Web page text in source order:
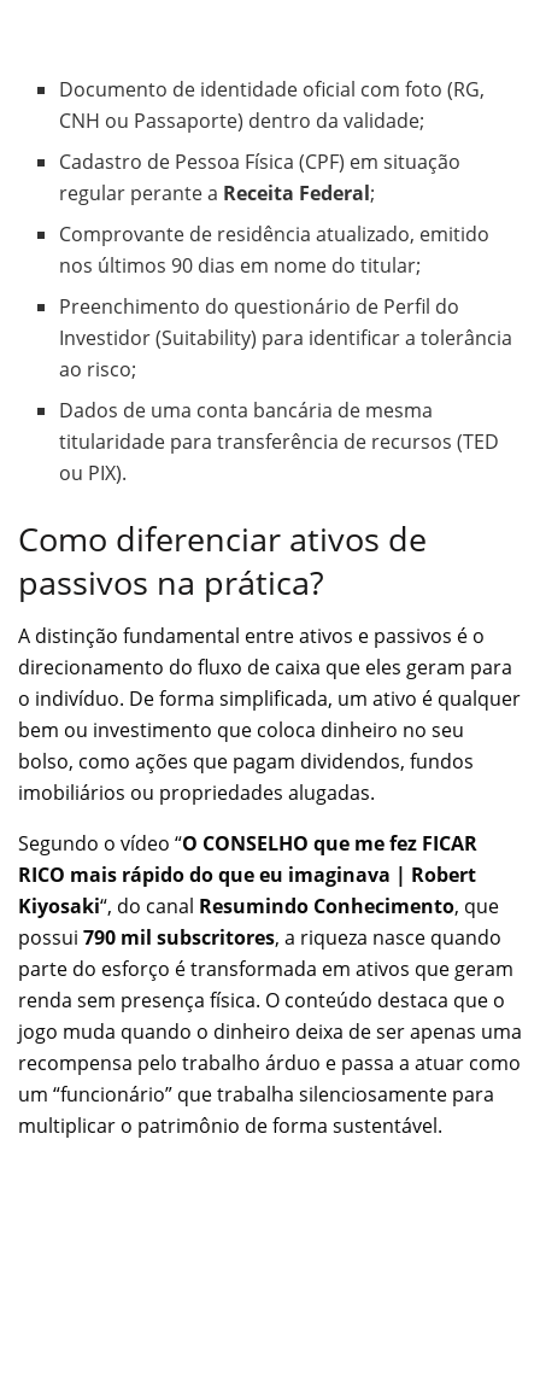
Documento de identidade oficial com foto (RG,
CNH ou Passaporte) dentro da validade;
Cadastro de Pessoa Física (CPF) em situação
regular perante a Receita Federal;
Comprovante de residência atualizado, emitido
nos últimos 90 dias em nome do titular;
Preenchimento do questionário de Perfil do
Investidor (Suitability) para identificar a tolerância
ao risco;
Dados de uma conta bancária de mesma
titularidade para transferência de recursos (TED
ou PIX).
Como diferenciar ativos de
passivos na prática?
A distinção fundamental entre ativos e passivos é o
direcionamento do fluxo de caixa que eles geram para
o indivíduo. De forma simplificada, um ativo é qualquer
bem ou investimento que coloca dinheiro no seu
bolso, como ações que pagam dividendos, fundos
imobiliários ou propriedades alugadas.
Segundo o vídeo “O CONSELHO que me fez FICAR
RICO mais rápido do que eu imaginava | Robert
Kiyosaki“, do canal Resumindo Conhecimento, que
possui 790 mil subscritores, a riqueza nasce quando
parte do esforço é transformada em ativos que geram
renda sem presença física. O conteúdo destaca que o
jogo muda quando o dinheiro deixa de ser apenas uma
recompensa pelo trabalho árduo e passa a atuar como
um “funcionário” que trabalha silenciosamente para
multiplicar o patrimônio de forma sustentável.